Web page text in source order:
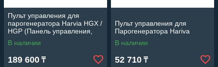
Пульт управления для
парогенератора Harvia HGX /
HGP (Панель управления,
WX-602)
В наличии
189 600 ₸
Пульт управления для
Парогенератора Hariva
В наличии
52 710 ₸